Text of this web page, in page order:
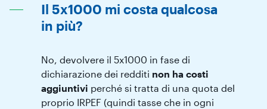
Il 5x1000 mi costa qualcosa
in più?
No, devolvere il 5x1000 in fase di
dichiarazione dei redditi non ha costi
aggiuntivi perché si tratta di una quota del
proprio IRPEF (quindi tasse che in ogni